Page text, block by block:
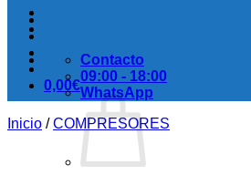
0,00€
Contacto
09:00 - 18:00
WhatsApp
Inicio / COMPRESORES